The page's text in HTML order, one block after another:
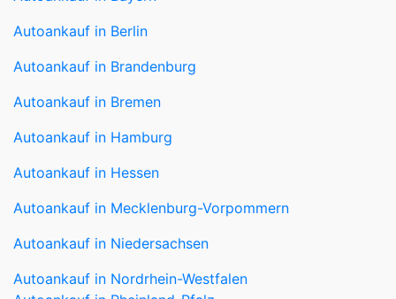
Autoankauf in Berlin
Autoankauf in Niedersachsen
Autoankauf in Rheinland-Pfalz